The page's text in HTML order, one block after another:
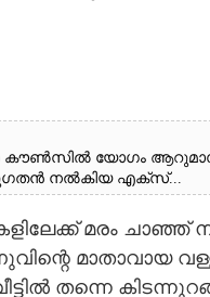
യോഗം
നൽകിയ എക്സ്...
മരം
മാതാവായ
തന്നെ